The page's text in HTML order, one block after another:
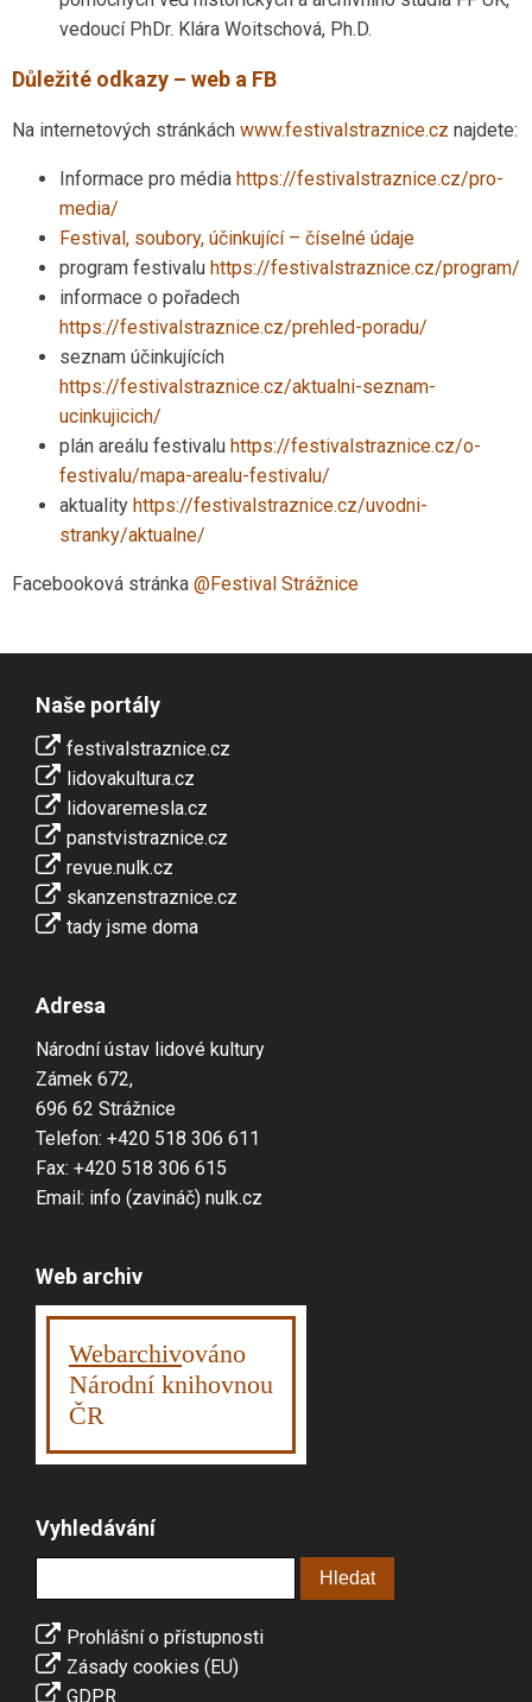
vedoucí PhDr. Klára Woitschová, Ph.D.
Důležité odkazy – web a FB
Na internetových stránkách www.festivalstraznice.cz najdete:
Informace pro média https://festivalstraznice.cz/pro-
media/
Festival, soubory, účinkující – číselné údaje
program festivalu https://festivalstraznice.cz/program/
informace o pořadech
https://festivalstraznice.cz/prehled-poradu/
seznam účinkujících
https://festivalstraznice.cz/aktualni-seznam-
ucinkujicich/
plán areálu festivalu https://festivalstraznice.cz/o-
festivalu/mapa-arealu-festivalu/
aktuality https://festivalstraznice.cz/uvodni-
stranky/aktualne/
Facebooková stránka @Festival Strážnice
Naše portály
festivalstraznice.cz
lidovakultura.cz
lidovaremesla.cz
panstvistraznice.cz
revue.nulk.cz
skanzenstraznice.cz
tady jsme doma
Adresa
Národní ústav lidové kultury
Zámek 672,
696 62 Strážnice
Telefon: +420 518 306 611
Fax: +420 518 306 615
Email: info (zavináč) nulk.cz
Web archiv
Webarchivováno
Národní knihovnou
ČR
Vyhledávání
Prohlášní o přístupnosti
Zásady cookies (EU)
GDPR